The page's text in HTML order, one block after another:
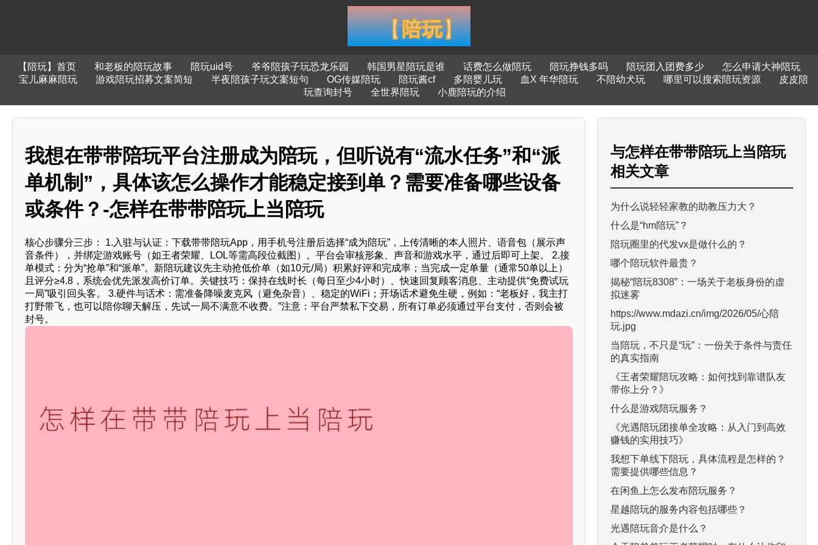
【陪玩】首页 和老板的陪玩故事 陪玩uid号 爷爷陪孩子玩恐龙乐园 韩国男星陪玩是谁 话费怎么做陪玩 陪玩挣钱多吗 陪玩团入团费多少
怎么申请大神陪玩
宝儿麻麻陪玩
游戏陪玩招募文案简短 半夜陪孩子玩文案短句 OG传媒陪玩 陪玩酱cf 多陪婴儿玩 血X 年华陪玩 不陪幼犬玩 哪里可以搜索陪玩资源
皮皮陪
玩查询封号
全世界陪玩 小鹿陪玩的介绍
我想在带带陪玩平台注册成为陪玩，但听说有“流水任务”和“派
单机制”，具体该怎么操作才能稳定接到单？需要准备哪些设备
或条件？-怎样在带带陪玩上当陪玩
核心步骤分三步： 1.入驻与认证：下载带带陪玩App，用手机号注册后选择“成为陪玩”，上传清晰的本人照片、语音包（展示声
音条件），并绑定游戏账号（如王者荣耀、LOL等需高段位截图）。平台会审核形象、声音和游戏水平，通过后即可上架。 2.接
单模式：分为“抢单”和“派单”。新陪玩建议先主动抢低价单（如10元/局）积累好评和完成率；当完成一定单量（通常50单以上）
且评分≥4.8，系统会优先派发高价订单。关键技巧：保持在线时长（每日至少4小时）、快速回复顾客消息、主动提供“免费试玩
一局”吸引回头客。 3.硬件与话术：需准备降噪麦克风（避免杂音）、稳定的WiFi；开场话术避免生硬，例如：“老板好，我主打
打野带飞，也可以陪你聊天解压，先试一局不满意不收费。”注意：平台严禁私下交易，所有订单必须通过平台支付，否则会被
封号。
与怎样在带带陪玩上当陪玩
相关文章
为什么说轻轻家教的助教压力大？
什么是“hm陪玩”？
陪玩圈里的代发vx是做什么的？
哪个陪玩软件最贵？
揭秘“陪玩8308”：一场关于老板身份的虚
拟迷雾
https://www.mdazi.cn/img/2026/05/心陪
玩.jpg
当陪玩，不只是“玩”：一份关于条件与责任
的真实指南
《王者荣耀陪玩攻略：如何找到靠谱队友
带你上分？》
什么是游戏陪玩服务？
《光遇陪玩团接单全攻略：从入门到高效
赚钱的实用技巧》
我想下单线下陪玩，具体流程是怎样的？
需要提供哪些信息？
在闲鱼上怎么发布陪玩服务？
星越陪玩的服务内容包括哪些？
光遇陪玩音介是什么？